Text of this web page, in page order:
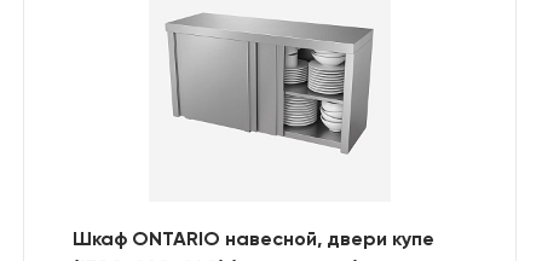
Шкаф ONTARIO навесной, двери купе